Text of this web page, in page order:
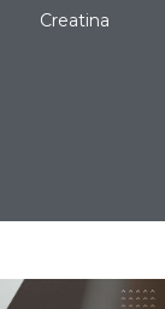
Creatina